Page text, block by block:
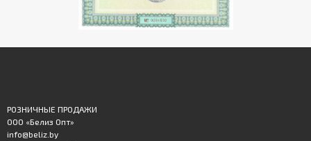
РОЗНИЧНЫЕ ПРОДАЖИ
ООО «Белиз Опт»
info@beliz.by